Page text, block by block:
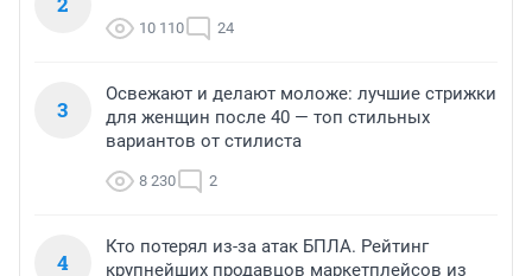
10 110 24
3
Освежают и делают моложе: лучшие стрижки
для женщин после 40 — топ стильных
вариантов от стилиста
8 230 2
4
Кто потерял из-за атак БПЛА. Рейтинг
крупнейших продавцов маркетплейсов из